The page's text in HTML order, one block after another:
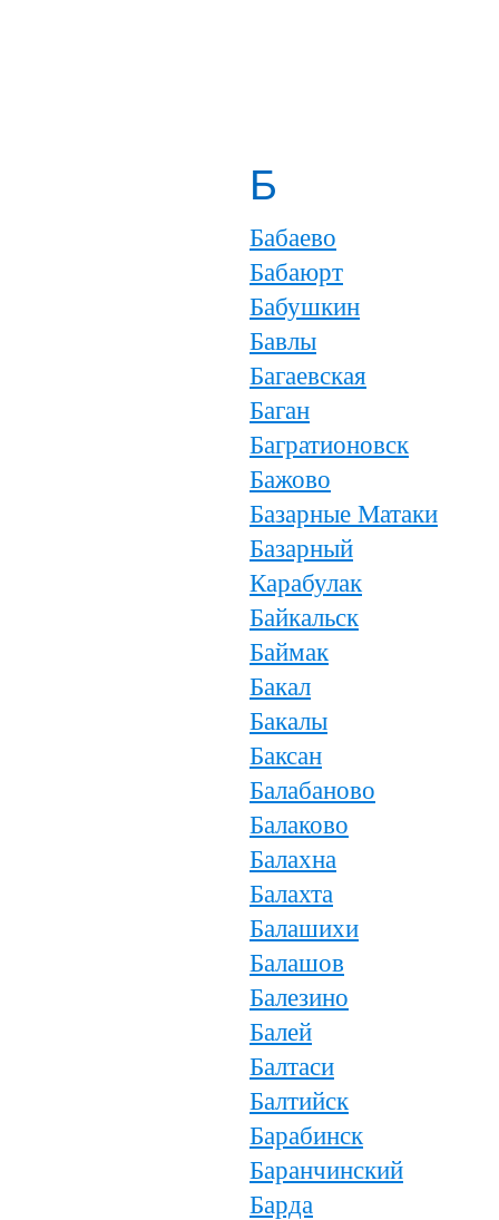
Б
Бабаево
Бабаюрт
Бабушкин
Бавлы
Багаевская
Баган
Багратионовск
Бажово
Базарные Матаки
Базарный
Карабулак
Байкальск
Баймак
Бакал
Бакалы
Баксан
Балабаново
Балаково
Балахна
Балахта
Балашихи
Балашов
Балезино
Балей
Балтаси
Балтийск
Барабинск
Баранчинский
Барда